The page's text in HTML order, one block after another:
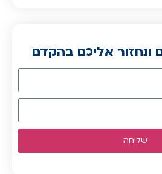
ונחזור אליכם בהקדם
שליחה